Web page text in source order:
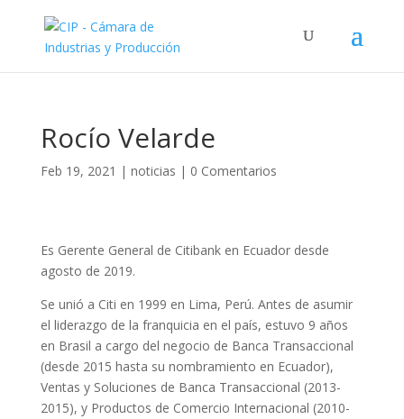
Rocío Velarde
Feb 19, 2021 | noticias | 0 Comentarios
Es Gerente General de Citibank en Ecuador desde
agosto de 2019.
Se unió a Citi en 1999 en Lima, Perú. Antes de asumir
el liderazgo de la franquicia en el país, estuvo 9 años
en Brasil a cargo del negocio de Banca Transaccional
(desde 2015 hasta su nombramiento en Ecuador),
Ventas y Soluciones de Banca Transaccional (2013-
2015), y Productos de Comercio Internacional (2010-